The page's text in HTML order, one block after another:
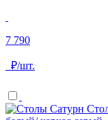
7 790
₽/шт.